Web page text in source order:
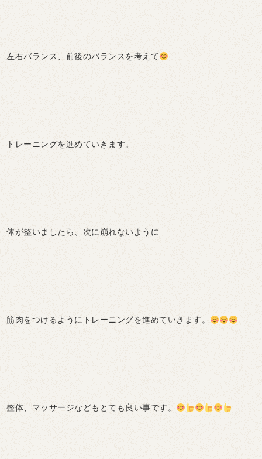
左右バランス、前後のバランスを考えて
トレーニングを進めていきます。
体が整いましたら、次に崩れないように
筋肉をつけるようにトレーニングを進めていきます。
整体、マッサージなどもとても良い事です。